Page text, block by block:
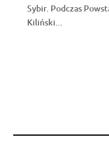
Sybir. Podczas
Kiliński...